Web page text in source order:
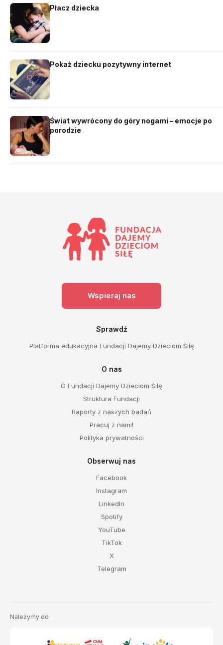
Płacz dziecka
Pokaż dziecku pozytywny internet
Świat wywrócony do góry nogami – emocje po
porodzie
Wspieraj nas
Sprawdź
Platforma edukacyjna Fundacji Dajemy Dzieciom Siłę
O nas
O Fundacji Dajemy Dzieciom Siłę
Struktura Fundacji
Raporty z naszych badań
Pracuj z nami!
Polityka prywatności
Obserwuj nas
Facebook
Instagram
LinkedIn
Spotify
YouTube
TikTok
X
Telegram
Należymy do